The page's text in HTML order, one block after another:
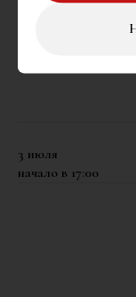
3 июля
начало в 17:00